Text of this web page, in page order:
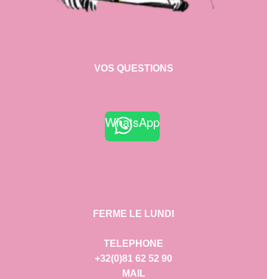
VOS QUESTIONS
WhatsApp
FERME LE LUNDI
TELEPHONE
+32(0)81 62 52 90
MAIL